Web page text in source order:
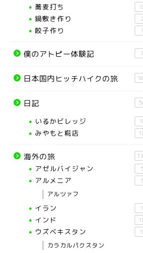
蕎麦打ち 8
鍋敷き作り 2
餃子作り 7
僕のアトピー体験記 7
日本国内ヒッチハイクの旅
日記
いるかビレッジ 9
みやもと糀店
海外の旅
アゼルバイジャン 5
アルメニア 3
アルツァフ
イラン 1
インド
ウズベキスタン 9
カラカルパクスタン